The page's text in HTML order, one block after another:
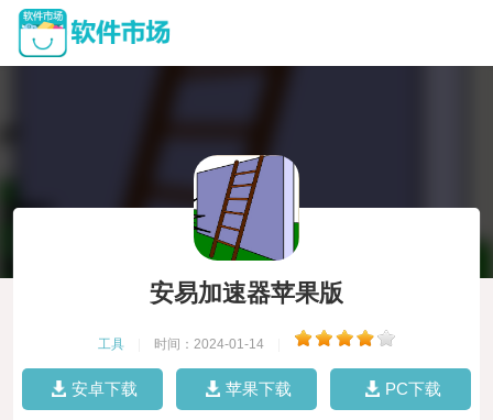
安易加速器苹果版
工具 时间：2024-01-14
安卓下载 苹果下载 PC下载